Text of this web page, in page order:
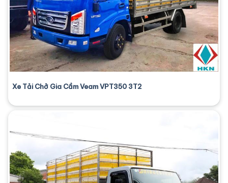
Xe Tải Chở Gia Cầm Veam VPT350 3T2